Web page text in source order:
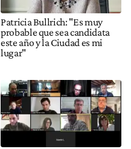
Patricia Bullrich: "Es muy
probable que sea candidata
este año y la Ciudad es mi
lugar"